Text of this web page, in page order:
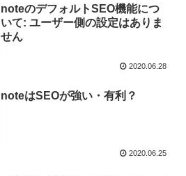
noteのデフォルトSEO機能につ
いて: ユーザー側の設定はありま
せん
2020.06.28
noteはSEOが強い・有利？
2020.06.25